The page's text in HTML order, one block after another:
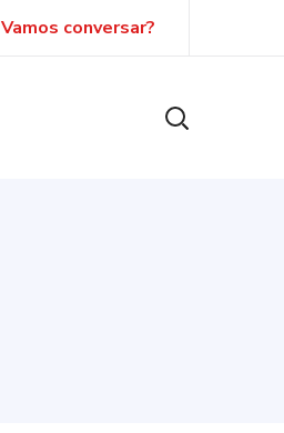
Vamos conversar?